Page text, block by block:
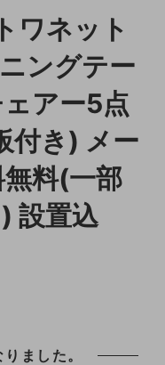
ワネット
ングテー
アー5点
付き) メー
料(一部
設置込
ました。